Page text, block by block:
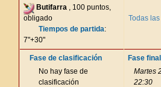
Butifarra , 100 puntos,
obligado
Tiempos de partida:
7"+30"
Todas
Fase de clasificación
No hay fase de
clasificación
Fase final
Martes
22:30